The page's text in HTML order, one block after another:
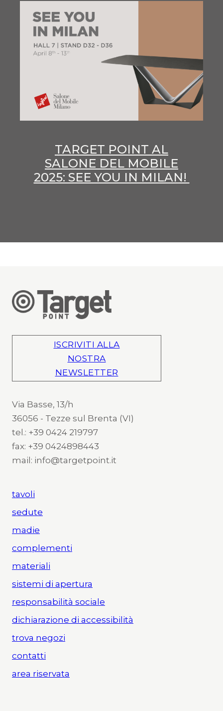
TARGET POINT AL
SALONE DEL MOBILE
2025: SEE YOU IN MILAN!
ISCRIVITI ALLA
NOSTRA
NEWSLETTER
Via Basse, 13/h
36056 - Tezze sul Brenta (VI)
tel.: +39 0424 219797
fax: +39 0424898443
mail: info@targetpoint.it
tavoli
sedute
madie
complementi
materiali
sistemi di apertura
responsabilità sociale
dichiarazione di accessibilità
trova negozi
contatti
area riservata